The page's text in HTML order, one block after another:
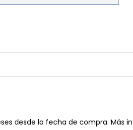
desde la fecha de compra. Más